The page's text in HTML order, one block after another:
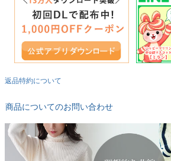
返品特約について
商品についてのお問い合わせ